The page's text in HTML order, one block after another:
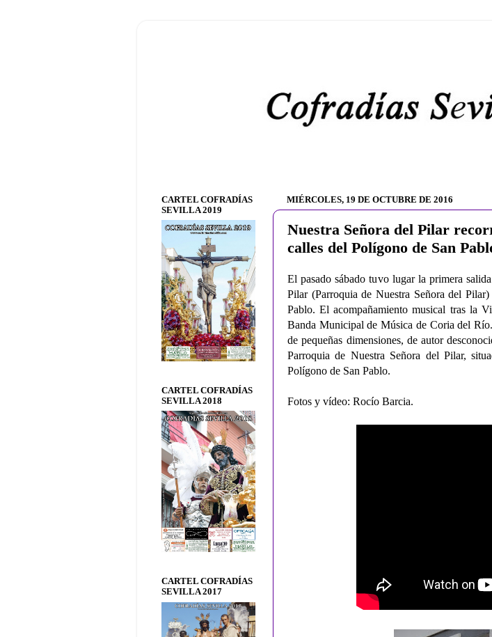
MIÉRCOLES, 19 DE OCTUBRE DE 2016
Nuestra Señora del Pilar
calles del Polígono de San
El pasado sábado tuvo lugar la primera
Pilar (Parroquia de Nuestra Señora del
Pablo. El acompañamiento musical tras la
Banda Municipal de Música de Coria del
de pequeñas dimensiones, de autor
Parroquia de Nuestra Señora del Pilar,
Polígono de San Pablo.
Fotos y vídeo: Rocío Barcia.
CARTEL COFRADÍAS
SEVILLA 2019
CARTEL COFRADÍAS
SEVILLA 2018
CARTEL COFRADÍAS
SEVILLA 2017